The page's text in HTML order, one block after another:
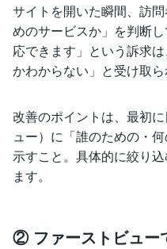
サイトを開いた瞬間、訪
めのサービスか」を判断
応できます」という訴求
かわからない」と受け取ら
改善のポイントは、最初
ュー）に「誰のための・
示すこと。具体的に絞り
ます。
② ファーストビュー